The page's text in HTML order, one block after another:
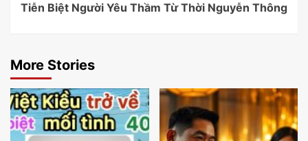
Tiễn Biệt Người Yêu Thầm Từ Thời Nguyễn Thông
More Stories